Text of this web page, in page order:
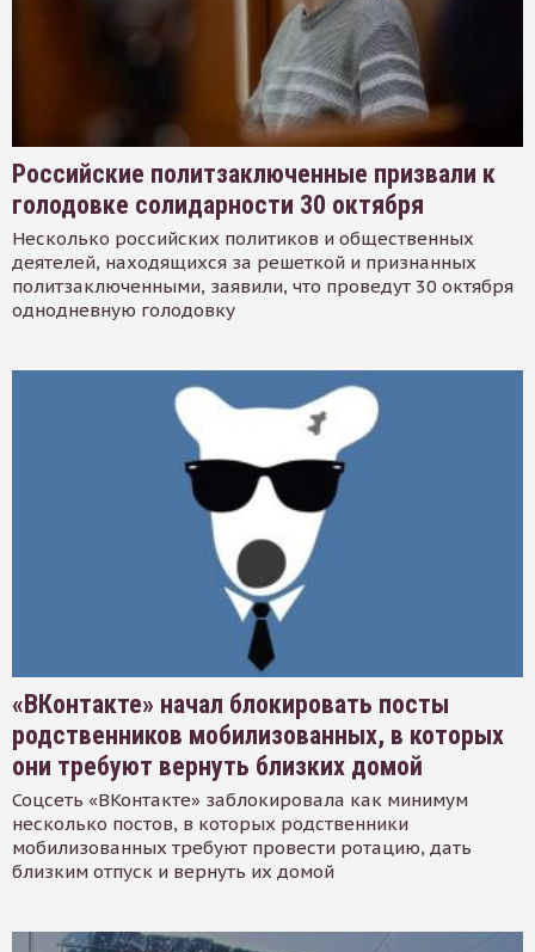
Российские политзаключенные призвали к
голодовке солидарности 30 октября
Несколько российских политиков и общественных
деятелей, находящихся за решеткой и признанных
политзаключенными, заявили, что проведут 30 октября
однодневную голодовку
«ВКонтакте» начал блокировать посты
родственников мобилизованных, в которых
они требуют вернуть близких домой
Соцсеть «ВКонтакте» заблокировала как минимум
несколько постов, в которых родственники
мобилизованных требуют провести ротацию, дать
близким отпуск и вернуть их домой